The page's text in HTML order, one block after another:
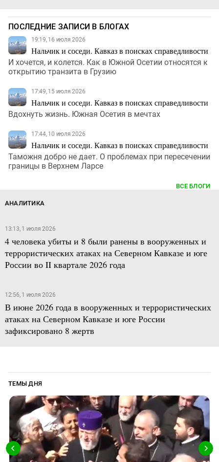
ПОСЛЕДНИЕ ЗАПИСИ В БЛОГАХ
19:19, 16 июля 2026
Нальчик и соседи. Кавказ в поисках справедливости
И хочется, и колется. Как в Южной Осетии относятся к
открытию транзита в Грузию
17:49, 15 июля 2026
Нальчик и соседи. Кавказ в поисках справедливости
Вдохнуть жизнь. Южная Осетия в мечтах
17:44, 10 июля 2026
Нальчик и соседи. Кавказ в поисках справедливости
Таможня добро не дает. О проблемах при пересечении
границы в Верхнем Ларсе
ВСЕ БЛОГИ
АНАЛИТИКА
13:13, 1 июля 2026
4 человека убиты и 8 были ранены в вооруженных и
террористических атаках на Северном Кавказе и юге
России во II квартале 2026 года
12:56, 1 июля 2026
В июне 2026 года в вооруженных и террористических
атаках на Северном Кавказе и юге России
зафиксировано 8 жертв
ТЕМЫ ДНЯ